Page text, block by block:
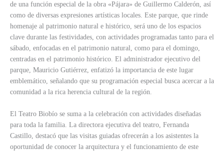
de una función especial de la obra «Pájara» de Guillermo Calderón, así
como de diversas expresiones artísticas locales. Este parque, que rinde
homenaje al patrimonio natural e histórico, será uno de los espacios
clave durante las festividades, con actividades programadas tanto para el
sábado, enfocadas en el patrimonio natural, como para el domingo,
centradas en el patrimonio histórico. El administrador ejecutivo del
parque, Mauricio Gutiérrez, enfatizó la importancia de este lugar
emblemático, señalando que su programación especial busca acercar a la
comunidad a la rica herencia cultural de la región.
El Teatro Biobío se suma a la celebración con actividades diseñadas
para toda la familia. La directora ejecutiva del teatro, Fernanda
Castillo, destacó que las visitas guiadas ofrecerán a los asistentes la
oportunidad de conocer la arquitectura y el funcionamiento de este